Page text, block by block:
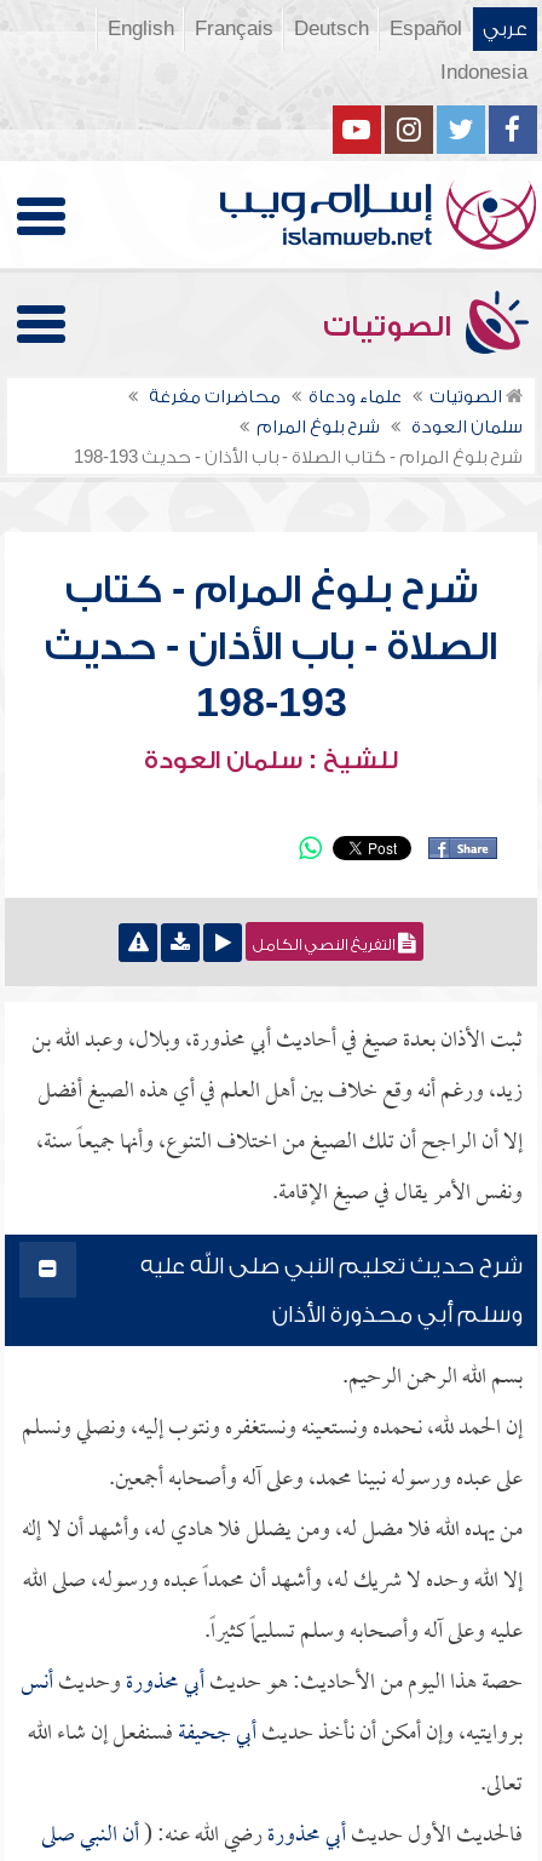
عربي Español
Deutsch
Français
English
Indonesia
الصوتيات
الصوتيات علماء ودعاة
محاضرات مفرغة
سلمان العودة
شرح بلوغ المرام
شرح بلوغ المرام - كتاب الصلاة - باب الأذان - حديث 193-198
شرح بلوغ المرام - كتاب
الصلاة - باب الأذان - حديث
193-198
للشيخ : سلمان العودة
التفريغ النصي الكامل
ثبت الأذان بعدة صيغ في أحاديث أبي محذورة، وبلال، وعبد الله بن
زيد، ورغم أنه وقع خلاف بين أهل العلم في أي هذه الصيغ أفضل
إلا أن الراجح أن تلك الصيغ من اختلاف التنوع، وأنها جميعاً سنة،
ونفس الأمر يقال في صيغ الإقامة.
شرح حديث تعليم النبي صلى الله عليه
وسلم أبي محذورة الأذان
بسم الله الرحمن الرحيم.
إن الحمد لله، نحمده ونستعينه ونستغفره ونتوب إليه، ونصلي ونسلم
على عبده ورسوله نبينا محمد، وعلى آله وأصحابه أجمعين.
من يهده الله فلا مضل له، ومن يضلل فلا هادي له، وأشهد أن لا إله
إلا الله وحده لا شريك له، وأشهد أن محمداً عبده ورسوله، صلى الله
عليه وعلى آله وأصحابه وسلم تسليماً كثيراً.
حصة هذا اليوم من الأحاديث: هو حديثأبي محذورةوحديثأنس
بروايتيه، وإن أمكن أن نأخذ حديثأبي جحيفةفسنفعل إن شاء الله
تعالى.
فالحديث الأول حديثأبي محذورةرضي الله عنه: (أن النبي صلى